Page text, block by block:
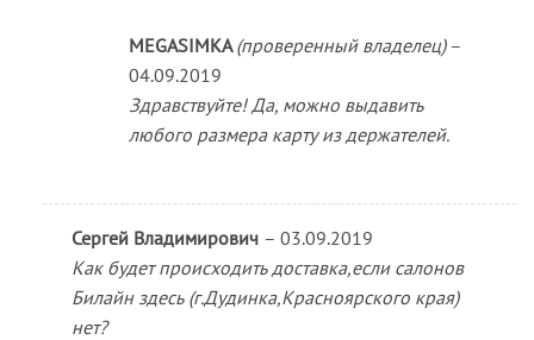
MEGASIMKA(проверенный владелец) –
04.09.2019
Здравствуйте! Да, можно выдавить
любого размера карту из держателей.
Сергей Владимирович – 03.09.2019
Как будет происходить доставка,если салонов
Билайн здесь (г.Дудинка,Красноярского края)
нет?